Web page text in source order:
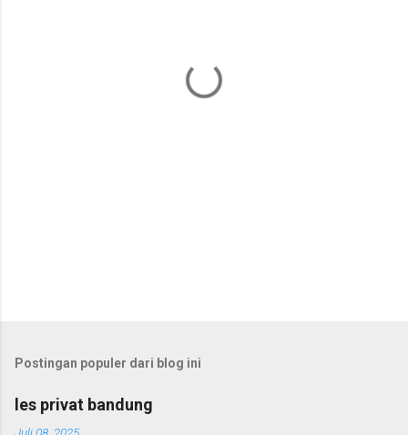
Postingan populer dari blog ini
les privat bandung
Juli 08, 2025